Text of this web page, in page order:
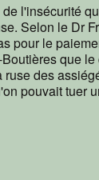
l'insécurité
Selon le Dr
le
que
des
pouvait tuer